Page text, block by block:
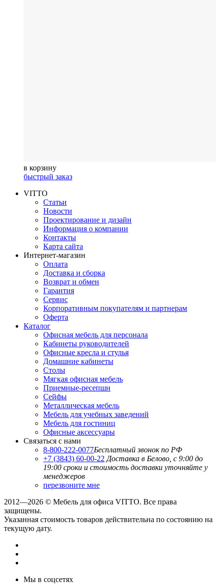
в корзину
быстрый заказ
VITTO
Статьи
Новости
Проектирование и дизайн
Информация о компании
Контакты
Карта сайта
Интернет-магазин
Оплата
Доставка и сборка
Возврат и обмен
Гарантия
Сервис
Корпоративным покупателям и партнерам
Оферта
Каталог
Офисная мебель для персонала
Кабинеты руководителей
Офисные кресла и стулья
Домашние кабинеты
Столы
Мягкая офисная мебель
Приемные-ресепшн
Сейфы
Металлическая мебель
Мебель для учебных заведений
Мебель для гостиниц
Офисные аксессуары
Связаться с нами
8-800-222-0077Бесплатный звонок по РФ
+7 (3843) 60-00-22 Доставка в Белово, с 9:00 до
19:00 сроки и стоимость доставки уточняйте у
менеджеров
перезвоните мне
2012—2026 © Мебель для офиса VITTO. Все права
защищены.
Указанная стоимость товаров действительна по состоянию на
текущую дату.
Мы в соцсетях